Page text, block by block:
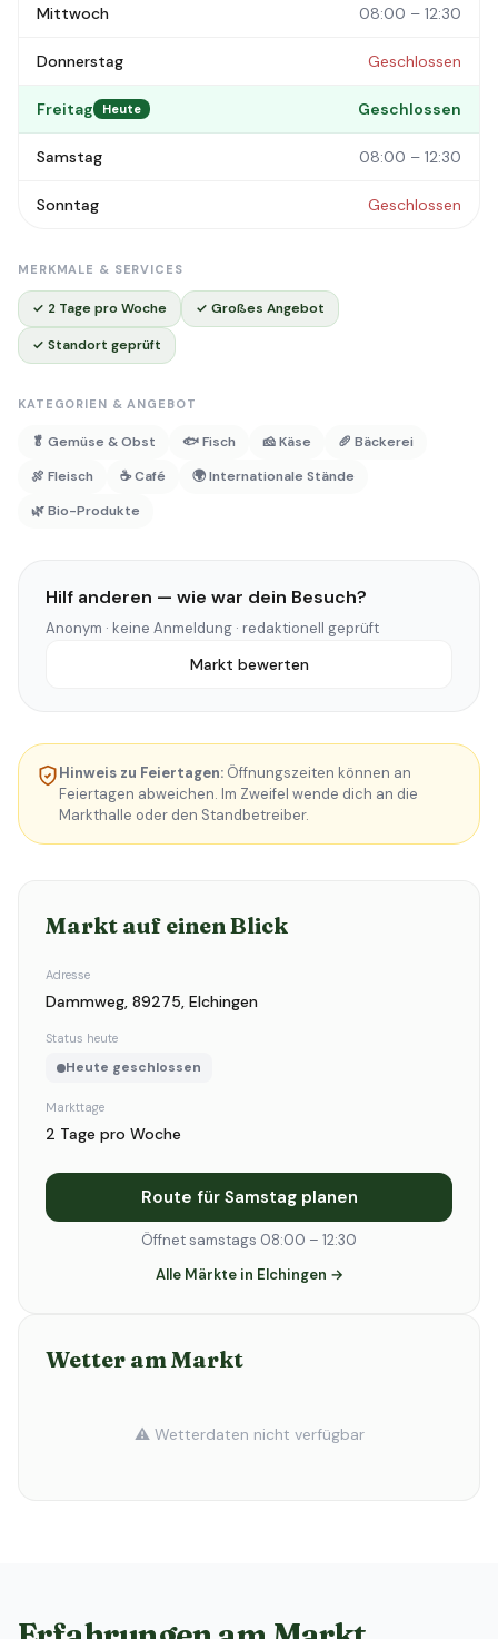
Mittwoch 08:00 – 12:30
Donnerstag Geschlossen
Freitag Heute Geschlossen
Samstag 08:00 – 12:30
Sonntag Geschlossen
MERKMALE & SERVICES
✓ 2 Tage pro Woche ✓ Großes Angebot
✓ Standort geprüft
KATEGORIEN & ANGEBOT
🥬 Gemüse & Obst 🐟 Fisch 🧀 Käse
🥖 Bäckerei
🍖 Fleisch
☕ Café
🌍 Internationale Stände
🌿 Bio-Produkte
Hilf anderen — wie war dein Besuch?
Anonym · keine Anmeldung · redaktionell geprüft
Markt bewerten
Hinweis zu Feiertagen: Öffnungszeiten können an
Feiertagen abweichen. Im Zweifel wende dich an die
Markthalle oder den Standbetreiber.
Markt auf einen Blick
Adresse
Dammweg, 89275, Elchingen
Status heute
Heute geschlossen
Markttage
2 Tage pro Woche
Route für Samstag planen
Öffnet samstags 08:00 – 12:30
Alle Märkte in Elchingen →
Wetter am Markt
⚠️ Wetterdaten nicht verfügbar